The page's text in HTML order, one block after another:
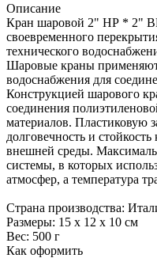
Описание
Кран шаровой 2" НР * 2"
своевременного
технического
Шаровые краны
водоснабжения для
Конструкцией шарового
соединения
материалов. Пластиковую
долговечность и
внешней среды.
системы, в которых
атмосфер, а температура
Страна производства:
Размеры: 15 х 12 х 10 см
Вес: 500 г
Как оформить